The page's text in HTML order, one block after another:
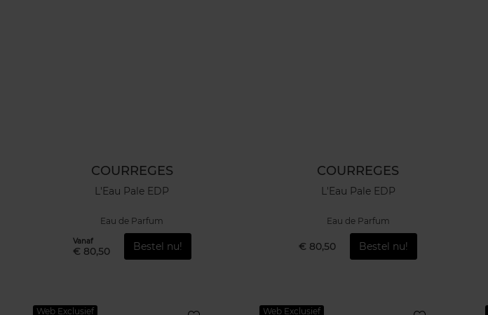
COURREGES
L'Eau Pale EDP
Eau de Parfum
Vanaf
€ 80,50 Bestel nu!
COURREGES
L'Eau Pale EDP
Eau de Parfum
€ 80,50 Bestel nu!
Web Exclusief Web Exclusief